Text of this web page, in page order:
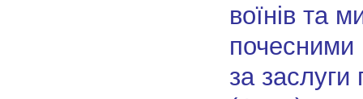
воїнів та
почесними
за заслуги